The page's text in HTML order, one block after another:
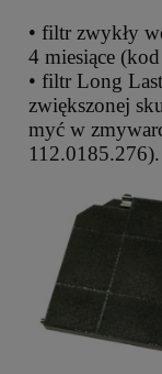
• filtr zwykły
4 miesiące
• filtr Long
zwiększonej
myć w
112.0185.276).